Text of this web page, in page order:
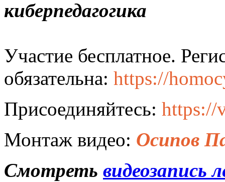
киберпедагогика
Участие бесплатное.
обязательна: https://
Присоединяйтесь: https://
Монтаж видео: Осипов
Смотреть видеозапись